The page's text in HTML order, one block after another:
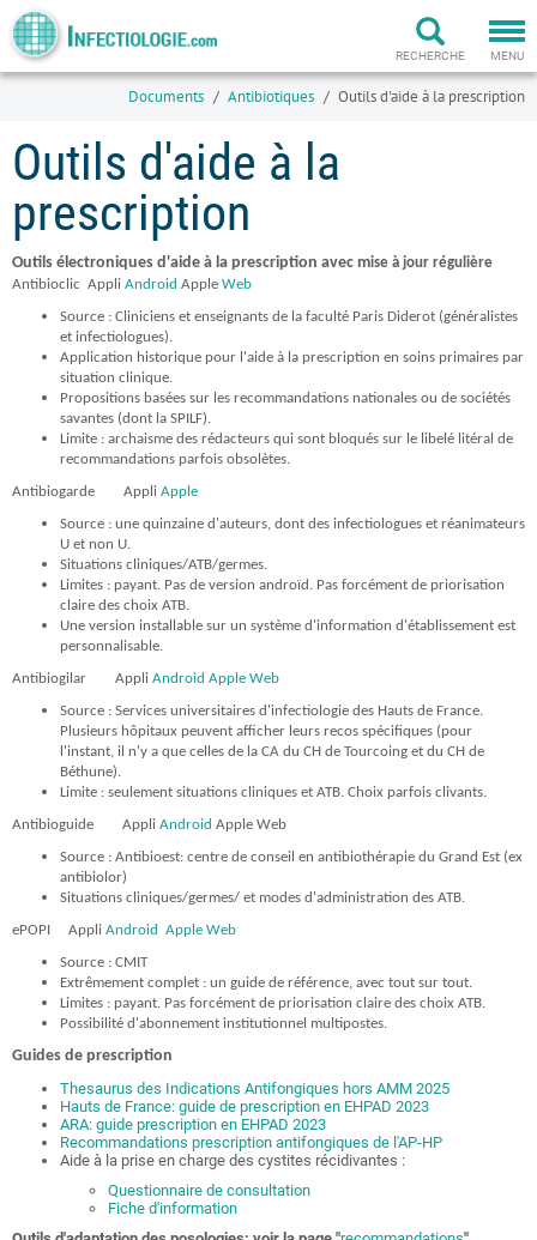
MENU
RECHERCHE
Documents Antibiotiques Outils d'aide à la prescription
Outils d'aide à la
prescription
Outils électroniques d'aide à la prescription avec mise à jour régulière
Antibioclic Appli Android Apple Web
Source : Cliniciens et enseignants de la faculté Paris Diderot (généralistes
et infectiologues).
Application historique pour l'aide à la prescription en soins primaires par
situation clinique.
Propositions basées sur les recommandations nationales ou de sociétés
savantes (dont la SPILF).
Limite : archaisme des rédacteurs qui sont bloqués sur le libelé litéral de
recommandations parfois obsolètes.
Antibiogarde Appli Apple
Source : une quinzaine d'auteurs, dont des infectiologues et réanimateurs
U et non U.
Situations cliniques/ATB/germes.
Limites : payant. Pas de version androïd. Pas forcément de priorisation
claire des choix ATB.
Une version installable sur un système d'information d'établissement est
personnalisable.
Antibiogilar Appli Android Apple Web
Source : Services universitaires d'infectiologie des Hauts de France.
Plusieurs hôpitaux peuvent afficher leurs recos spécifiques (pour
l'instant, il n'y a que celles de la CA du CH de Tourcoing et du CH de
Béthune).
Limite : seulement situations cliniques et ATB. Choix parfois clivants.
Antibioguide Appli Android Apple Web
Source : Antibioest: centre de conseil en antibiothérapie du Grand Est (ex
antibiolor)
Situations cliniques/germes/ et modes d'administration des ATB.
ePOPI Appli Android Apple Web
Source : CMIT
Extrêmement complet : un guide de référence, avec tout sur tout.
Limites : payant. Pas forcément de priorisation claire des choix ATB.
Possibilité d'abonnement institutionnel multipostes.
Guides de prescription
Thesaurus des Indications Antifongiques hors AMM 2025
Hauts de France: guide de prescription en EHPAD 2023
ARA: guide prescription en EHPAD 2023
Recommandations prescription antifongiques de l'AP-HP
Aide à la prise en charge des cystites récidivantes :
Questionnaire de consultation
Fiche d'information